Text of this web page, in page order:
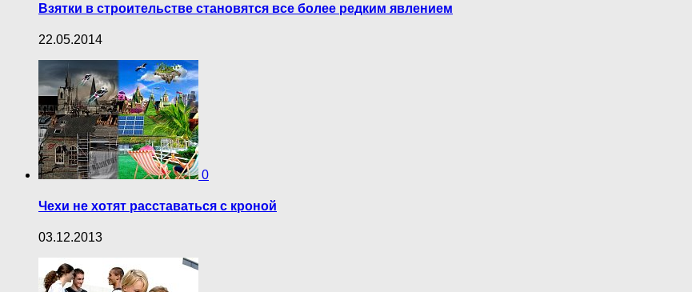
Взятки в строительстве становятся все более редким явлением
22.05.2014
0
Чехи не хотят расставаться с кроной
03.12.2013